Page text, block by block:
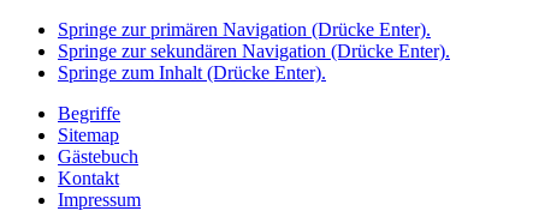
Springe zur primären Navigation (Drücke Enter).
Springe zur sekundären Navigation (Drücke Enter).
Springe zum Inhalt (Drücke Enter).
Begriffe
Sitemap
Gästebuch
Kontakt
Impressum